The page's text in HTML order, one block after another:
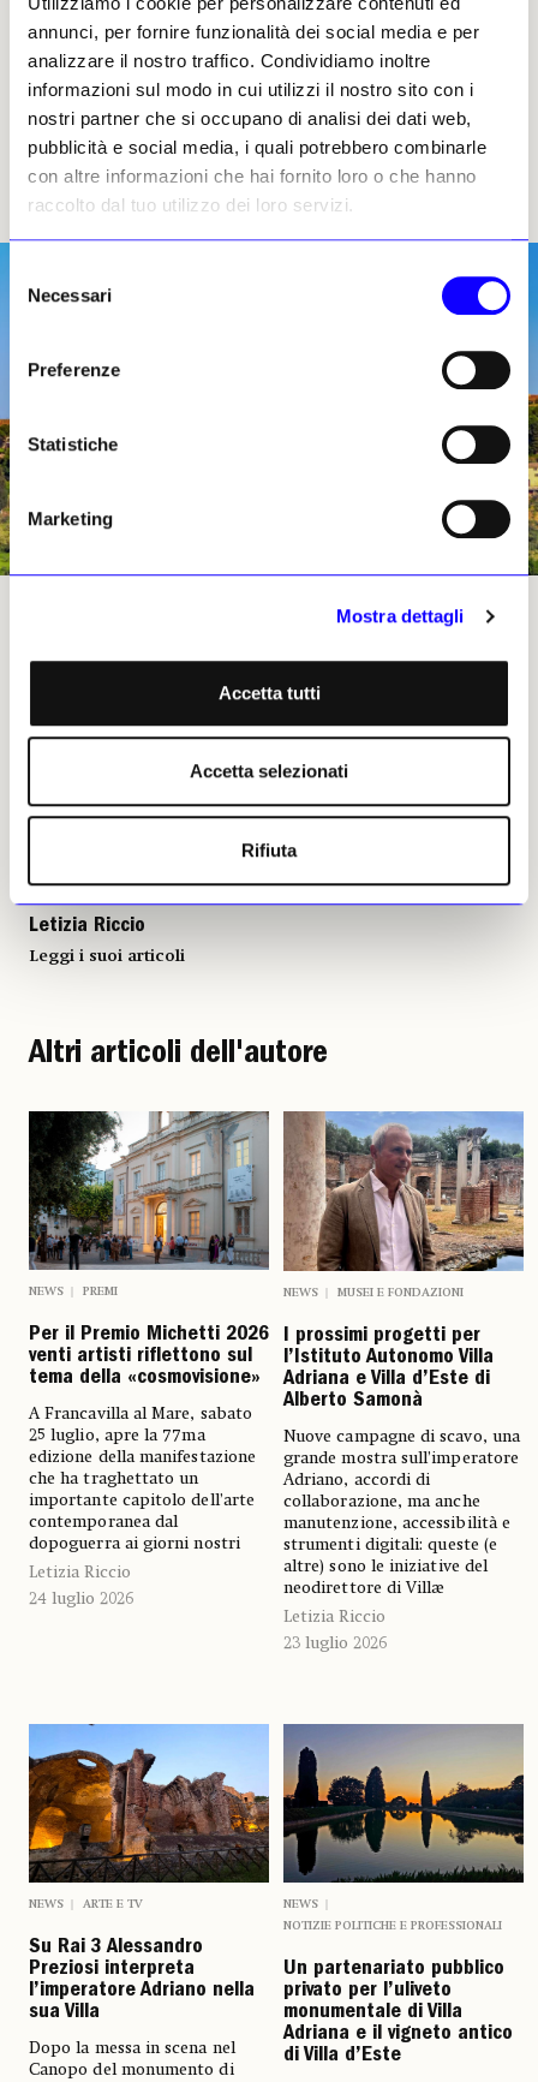
annunci, per fornire funzionalità dei social media e per
analizzare il nostro traffico. Condividiamo inoltre
informazioni sul modo in cui utilizzi il nostro sito con i
nostri partner che si occupano di analisi dei dati web,
pubblicità e social media, i quali potrebbero combinarle
con altre informazioni che hai fornito loro o che hanno
raccolto dal tuo utilizzo dei loro servizi.
delNecessari
Preferenze
Statistiche
Marketing
Mostra dettagli
Accetta tutti
Accetta selezionati
Rifiuta
è andata a San Gimignano per farsi
raccontare la loro lunga storia.
«Di là dal fiume e tra gli alberi» è prodotto da
Rai Cultura. Le puntate, dopo la messa in
onda, sono disponibili su Rai Play nella pagina
dedicata al programma.
Una veduta di San Gimignano
© Riproduzione riservata
Letizia Riccio
Leggi i suoi articoli
Altri articoli dell'autore
NEWS PREMI
Per il Premio Michetti 2026
venti artisti riflettono sul
tema della «cosmovisione»
A Francavilla al Mare, sabato
25 luglio, apre la 77ma
edizione della manifestazione
che ha traghettato un
importante capitolo dell’arte
contemporanea dal
dopoguerra ai giorni nostri
Letizia Riccio
24 luglio 2026
NEWS MUSEI E FONDAZIONI
I prossimi progetti per
l’Istituto Autonomo Villa
Adriana e Villa d’Este di
Alberto Samonà
Nuove campagne di scavo, una
grande mostra sull’imperatore
Adriano, accordi di
collaborazione, ma anche
manutenzione, accessibilità e
strumenti digitali: queste (e
altre) sono le iniziative del
neodirettore di Villæ
Letizia Riccio
23 luglio 2026
NEWS ARTE E TV
Su Rai 3 Alessandro
Preziosi interpreta
l’imperatore Adriano nella
sua Villa
Dopo la messa in scena nel
Canopo del monumento di
NEWS
NOTIZIE POLITICHE E PROFESSIONALI
Un partenariato pubblico
privato per l’uliveto
monumentale di Villa
Adriana e il vigneto antico
di Villa d’Este